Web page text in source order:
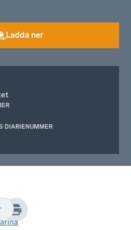
Ladda ner
DIARIENUMMER